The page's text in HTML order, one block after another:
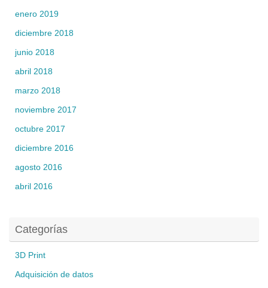
enero 2019
diciembre 2018
junio 2018
abril 2018
marzo 2018
noviembre 2017
octubre 2017
diciembre 2016
agosto 2016
abril 2016
Categorías
3D Print
Adquisición de datos